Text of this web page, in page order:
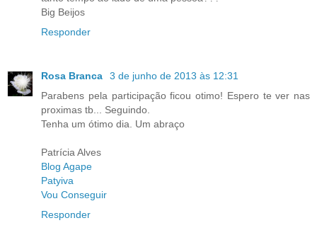
Big Beijos
Responder
Rosa Branca
3 de junho de 2013 às 12:31
Parabens pela participação ficou otimo! Espero te ver nas
proximas tb... Seguindo.
Tenha um ótimo dia. Um abraço
Patrícia Alves
Blog Agape
Patyiva
Vou Conseguir
Responder